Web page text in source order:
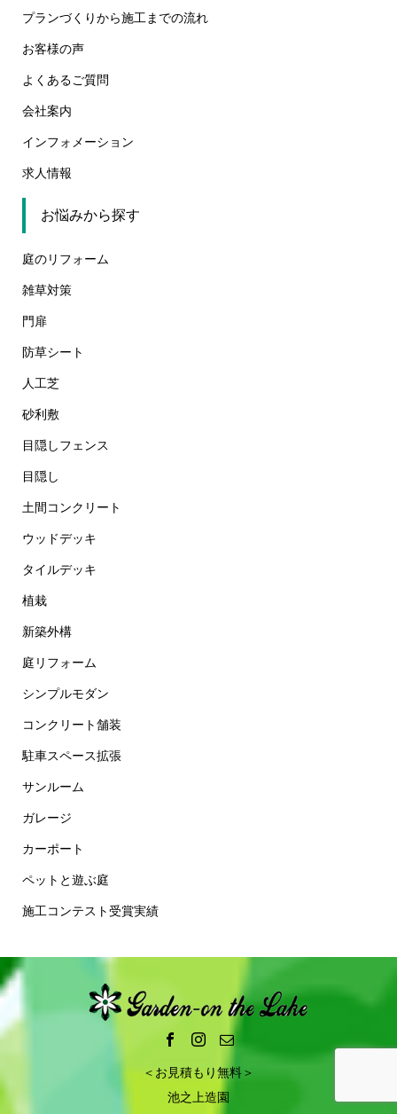
プランづくりから施工までの流れ
お客様の声
よくあるご質問
会社案内
インフォメーション
求人情報
お悩みから探す
庭のリフォーム
雑草対策
門扉
防草シート
人工芝
砂利敷
目隠しフェンス
目隠し
土間コンクリート
ウッドデッキ
タイルデッキ
植栽
新築外構
庭リフォーム
シンプルモダン
コンクリート舗装
駐車スペース拡張
サンルーム
ガレージ
カーポート
ペットと遊ぶ庭
施工コンテスト受賞実績
＜お見積もり無料＞
池之上造園